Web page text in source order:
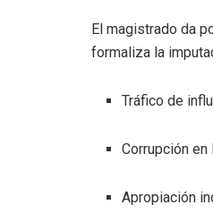
El magistrado da
formaliza la
Tráfico de
Corrupción
Apropiación